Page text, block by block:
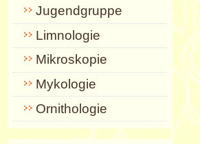
Jugendgruppe
Limnologie
Mikroskopie
Mykologie
Ornithologie